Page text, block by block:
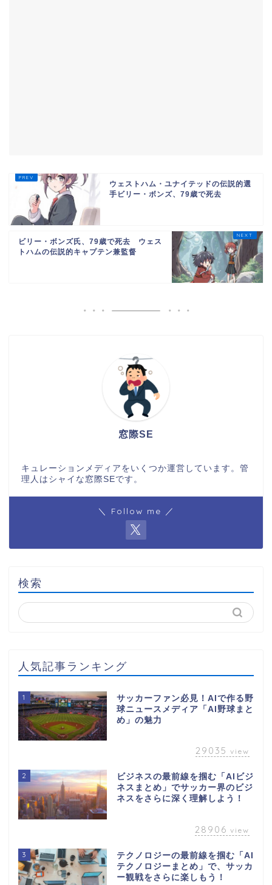
ウェストハム・ユナイテッドの伝説的選
手ビリー・ボンズ、79歳で死去
ビリー・ボンズ氏、79歳で死去 ウェス
トハムの伝説的キャプテン兼監督
窓際SE
キュレーションメディアをいくつか運営しています。管
理人はシャイな窓際SEです。
＼ Follow me ／
検索
人気記事ランキング
1
サッカーファン必見！AIで作る野
球ニュースメディア「AI野球まと
め」の魅力
29035 view
2
ビジネスの最前線を掴む「AIビジ
ネスまとめ」でサッカー界のビジ
ネスをさらに深く理解しよう！
28906 view
3
テクノロジーの最前線を掴む「AI
テクノロジーまとめ」で、サッカ
ー観戦をさらに楽しもう！